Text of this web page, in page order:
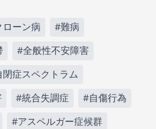
ローン病 #難病
#全般性不安障害
閉症スペクトラム
#統合失調症 #自傷行為
#アスペルガー症候群